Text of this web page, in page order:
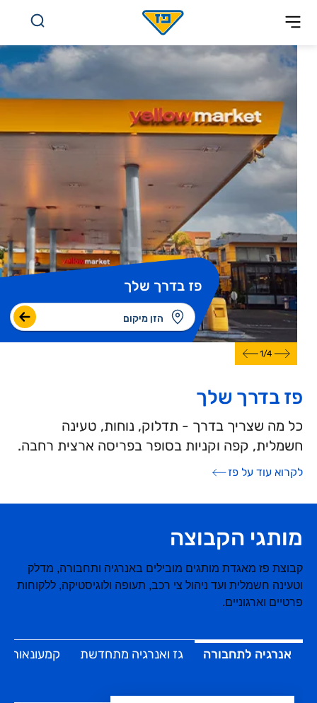
פז בדרך שלך
1/4
פז בדרך שלך
כל מה שצריך בדרך - תדלוק, נוחות, טעינה
חשמלית, קפה וקניות בסופר בפריסה ארצית רחבה.
לקרוא עוד על פז
מותגי הקבוצה
קבוצת פז מאגדת מותגים מובילים באנרגיה ותחבורה, מדלק
וטעינה חשמלית ועד ניהול צי רכב, תעופה ולוגיסטיקה, ללקוחות
פרטיים וארגוניים.
אנרגיה לתחבורה גז ואנרגיה מתחדשת קמעונאות